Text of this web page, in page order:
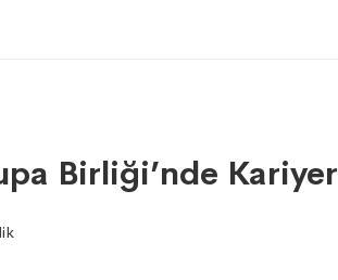
Birliği’nde Kariyer